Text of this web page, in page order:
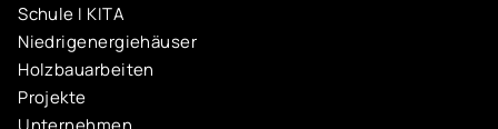
Schule I KITA
Niedrigenergiehäuser
Holzbauarbeiten
Projekte